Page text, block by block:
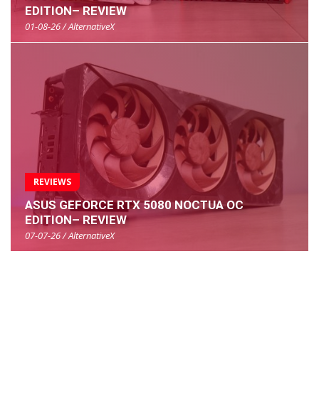
EDITION– REVIEW
01-08-26 / AlternativeX
REVIEWS
ASUS GEFORCE RTX 5080 NOCTUA OC
EDITION– REVIEW
07-07-26 / AlternativeX